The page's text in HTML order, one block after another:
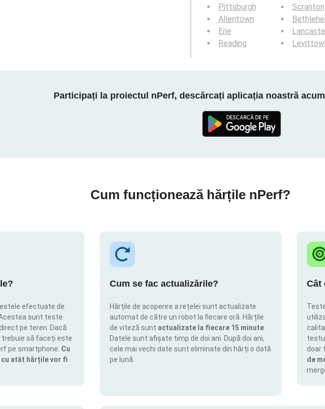
Pittsburgh
Allentown
Erie
Reading
Scranton
Participați la proiectul nPerf, descărcați aplicația noastră
Cum funcționează hărțile nPerf?
efectuate de
sunt teste
pe teren. Dacă
să faceți este
pe smartphone. Cu
atât hărțile vor fi
Cum se fac actualizările?
Hărțile de acoperire a rețelei sunt actualizate
automat de către un robot la fiecare oră. Hărțile
de viteză sunt actualizate la fiecare 15 minute
Datele sunt afișate timp de doi ani. După doi ani,
cele mai vechi date sunt eliminate din hărți o dată
pe lună.
Cât
doar
de